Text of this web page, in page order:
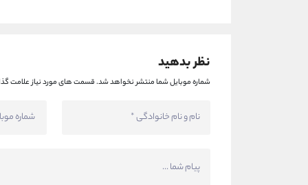
نظر بدهید
شماره موبایل شما منتشر نخواهد شد.قسمت های مورد نیاز علامت